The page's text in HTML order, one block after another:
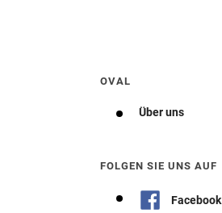
OVAL
Über uns
FOLGEN SIE UNS AUF
Facebook